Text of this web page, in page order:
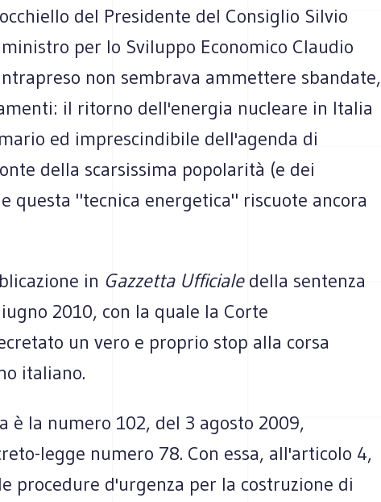
del Presidente del Consiglio Silvio
per lo Sviluppo Economico Claudio
non sembrava ammettere sbandate,
il ritorno dell'energia nucleare in Italia
ed imprescindibile dell'agenda di
della scarsissima popolarità (e dei
questa "tecnica energetica" riscuote ancora
in Gazzetta Ufficialedella sentenza
2010, con la quale la Corte
un vero e proprio stop alla corsa
italiano.
è la numero 102, del 3 agosto 2009,
legge numero 78. Con essa, all'articolo 4,
procedure d'urgenza per la costruzione di